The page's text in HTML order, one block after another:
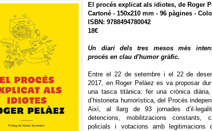
El procés explicat als idiotes, de Roger
Cartoné - 150x210 mm - 96 pàgines -
ISBN: 9788494780042
18€
Un diari dels tres mesos més
procés en clau d'humor gràfic.
Entre el 22 de setembre i el 22 de
2017, en Roger Pelàez es va proposar
una tasca titànica: fer una crònica
d’historieta humorística, del Procés
Així, al llarg de 93 jornades
detencions, mobilitzacions constants,
policials i votacions amb legitimacions